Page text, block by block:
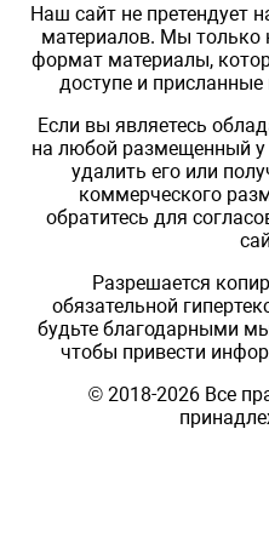
Наш сайт не претендует
материалов. Мы только
формат материалы,
доступе и
Если вы являетесь
на любой размещенный
удалить его или
коммерческого
обратитесь для
Разрешается
обязательной
будьте благодарными
чтобы привести
© 2018-2026 Все